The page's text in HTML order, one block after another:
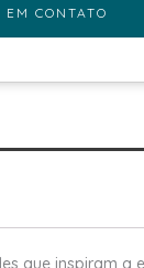
EM CONTATO
que inspiram a